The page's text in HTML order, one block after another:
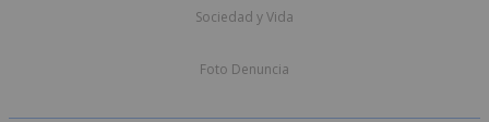
Sociedad y Vida
Foto Denuncia